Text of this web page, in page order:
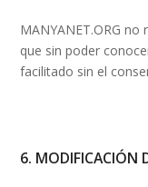
MANYANET.ORG
que sin poder
facilitado sin el
6. MODIFICACIÓN